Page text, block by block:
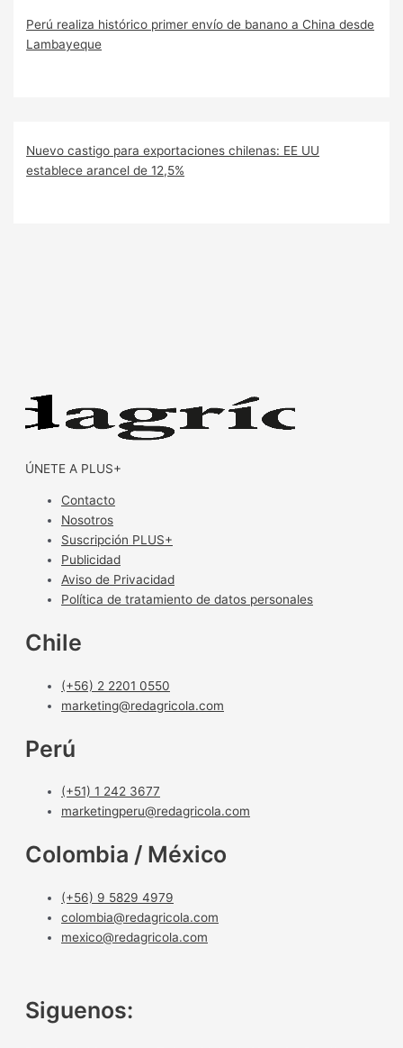
Perú realiza histórico primer envío de banano a China desde
Lambayeque
Nuevo castigo para exportaciones chilenas: EE UU
establece arancel de 12,5%
ÚNETE A PLUS+
Contacto
Nosotros
Suscripción PLUS+
Publicidad
Aviso de Privacidad
Política de tratamiento de datos personales
Chile
(+56) 2 2201 0550
marketing@redagricola.com
Perú
(+51) 1 242 3677
marketingperu@redagricola.com
Colombia / México
(+56) 9 5829 4979
colombia@redagricola.com
mexico@redagricola.com
Siguenos: